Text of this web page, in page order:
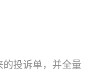
的投诉单，并全量